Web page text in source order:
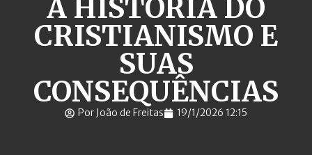
A HISTÓRIA DO
CRISTIANISMO E
SUAS
CONSEQUÊNCIAS
Por João de Freitas 19/1/2026 12:15